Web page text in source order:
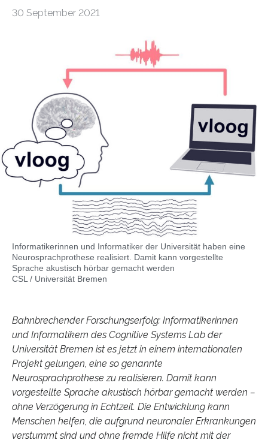
30 September 2021
Informatikerinnen und Informatiker der Universität haben eine
Neurosprachprothese realisiert. Damit kann vorgestellte
Sprache akustisch hörbar gemacht werden
CSL / Universität Bremen
Bahnbrechender Forschungserfolg: Informatikerinnen
und Informatikern des Cognitive Systems Lab der
Universität Bremen ist es jetzt in einem internationalen
Projekt gelungen, eine so genannte
Neurosprachprothese zu realisieren. Damit kann
vorgestellte Sprache akustisch hörbar gemacht werden –
ohne Verzögerung in Echtzeit. Die Entwicklung kann
Menschen helfen, die aufgrund neuronaler Erkrankungen
verstummt sind und ohne fremde Hilfe nicht mit der